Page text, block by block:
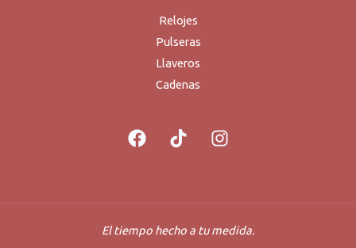
Relojes
Pulseras
Llaveros
Cadenas
El tiempo hecho a tu medida.